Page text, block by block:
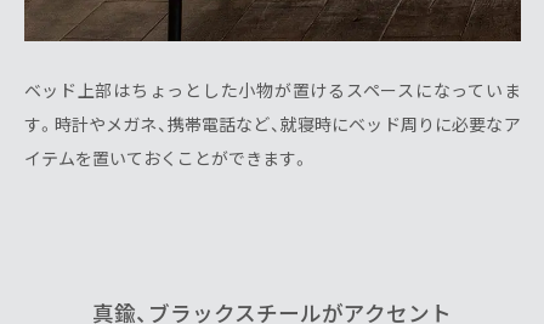
ベッド上部はちょっとした小物が置けるスペースになっていま
す。時計やメガネ、携帯電話など、就寝時にベッド周りに必要なア
イテムを置いておくことができます。
真鍮、ブラックスチールがアクセント